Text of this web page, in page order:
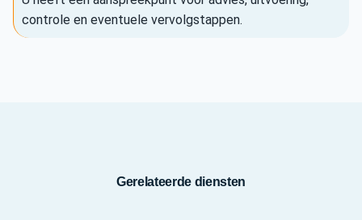
controle en eventuele vervolgstappen.
Gerelateerde diensten